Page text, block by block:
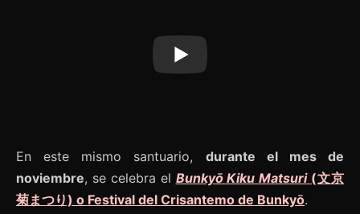
En este mismo santuario, durante el mes de
noviembre, se celebra el Bunkyō Kiku Matsuri(文京
菊まつり) o Festival del Crisantemo de Bunkyō.